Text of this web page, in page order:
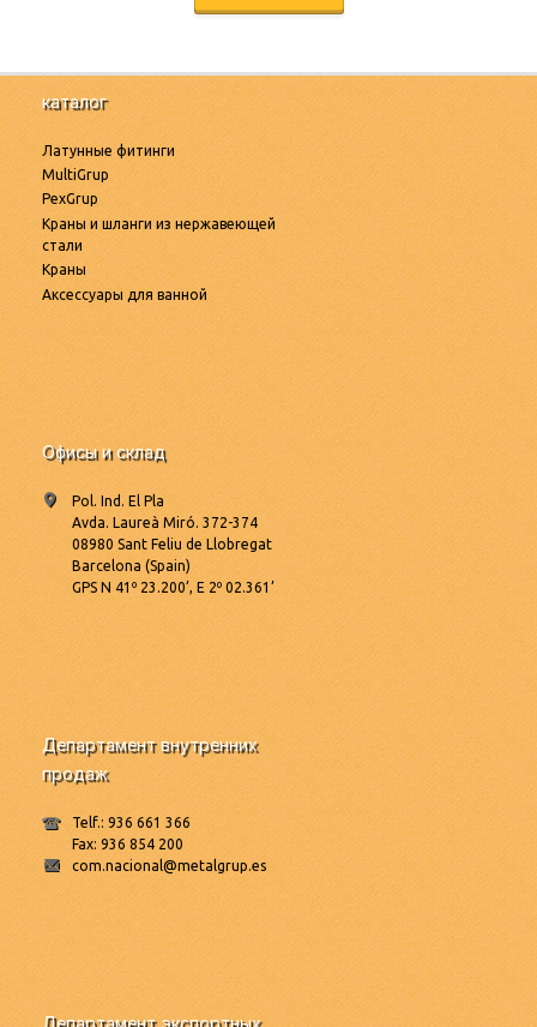
каталог
Латунные фитинги
MultiGrup
PexGrup
Краны и шланги из нержавеющей
стали
Краны
Аксессуары для ванной
Офисы и склад
Pol. Ind. El Pla
Avda. Laureà Miró. 372-374
08980 Sant Feliu de Llobregat
Barcelona (Spain)
GPS N 41º 23.200’, E 2º 02.361’
Департамент внутренних
продаж
Telf.: 936 661 366
Fax: 936 854 200
com.nacional@metalgrup.es
Департамент экспортных